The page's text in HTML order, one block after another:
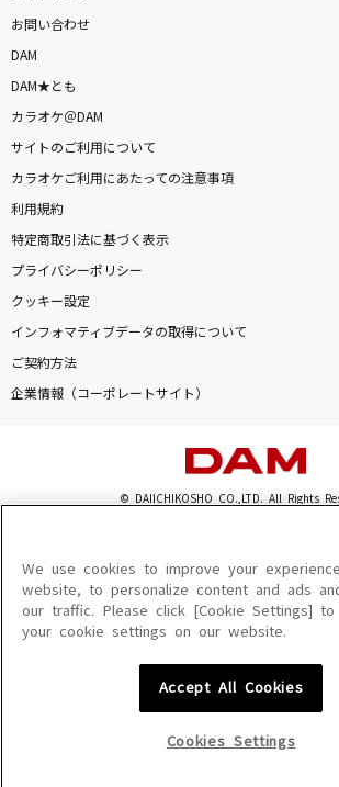
お問い合わせ
DAM
DAM★とも
カラオケ＠DAM
サイトのご利用について
カラオケご利用にあたっての注意事項
利用規約
特定商取引法に基づく表示
プライバシーポリシー
クッキー設定
インフォマティブデータの取得について
ご契約方法
企業情報（コーポレートサイト）
© DAIICHIKOSHO CO.,LTD. All Rights
このサイトに掲載されている一切の文章・画像・写真・動
を問わず、著作権法の定める範囲を超えて無断で複製、転
を禁じます。
楽曲及びコンテンツは、機種によりご利用いただけない場
楽曲及びコンテンツの配信日、配信内容が変更になる場合が
We use cookies to improve your
website, to personalize content and ads
our traffic. Please click [Cookie Settings] to
your cookie settings on our website.
Accept All Cookies
Cookies Settings